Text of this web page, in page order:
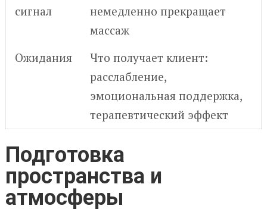
сигнал
немедленно прекращает
массаж
Ожидания
Что получает клиент:
расслабление,
эмоциональная поддержка,
терапевтический эффект
Подготовка
пространства и
атмосферы